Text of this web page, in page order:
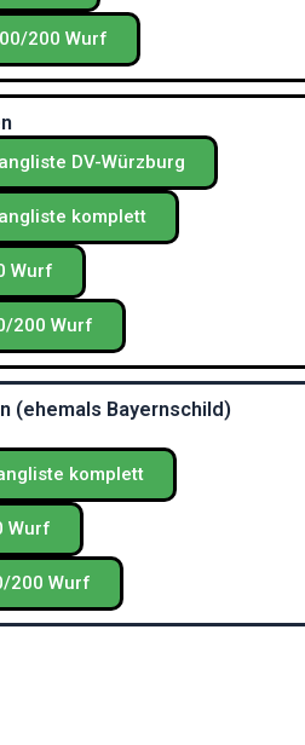
200 Wurf
DV-Würzburg
komplett
Wurf
200 Wurf
(ehemals Bayernschild)
komplett
Wurf
200 Wurf